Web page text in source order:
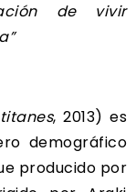
de vivir
, 2013) es
demográfico
producido por